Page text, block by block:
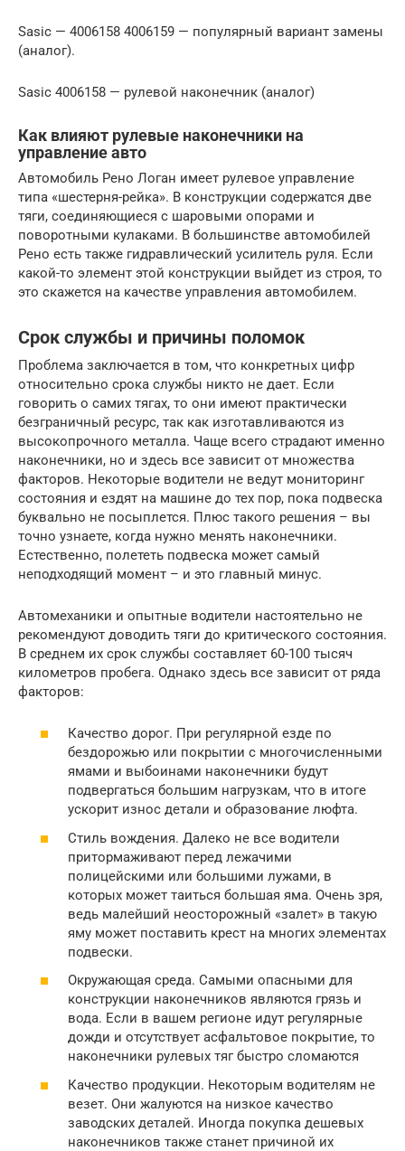
Sasic — 4006158 4006159 — популярный вариант замены
(аналог).
Sasic 4006158 — рулевой наконечник (аналог)
Как влияют рулевые наконечники на
управление авто
Автомобиль Рено Логан имеет рулевое управление
типа «шестерня-рейка». В конструкции содержатся две
тяги, соединяющиеся с шаровыми опорами и
поворотными кулаками. В большинстве автомобилей
Рено есть также гидравлический усилитель руля. Если
какой-то элемент этой конструкции выйдет из строя, то
это скажется на качестве управления автомобилем.
Срок службы и причины поломок
Проблема заключается в том, что конкретных цифр
относительно срока службы никто не дает. Если
говорить о самих тягах, то они имеют практически
безграничный ресурс, так как изготавливаются из
высокопрочного металла. Чаще всего страдают именно
наконечники, но и здесь все зависит от множества
факторов. Некоторые водители не ведут мониторинг
состояния и ездят на машине до тех пор, пока подвеска
буквально не посыплется. Плюс такого решения – вы
точно узнаете, когда нужно менять наконечники.
Естественно, полететь подвеска может самый
неподходящий момент – и это главный минус.
Автомеханики и опытные водители настоятельно не
рекомендуют доводить тяги до критического состояния.
В среднем их срок службы составляет 60-100 тысяч
километров пробега. Однако здесь все зависит от ряда
факторов:
Качество дорог. При регулярной езде по
бездорожью или покрытии с многочисленными
ямами и выбоинами наконечники будут
подвергаться большим нагрузкам, что в итоге
ускорит износ детали и образование люфта.
Стиль вождения. Далеко не все водители
притормаживают перед лежачими
полицейскими или большими лужами, в
которых может таиться большая яма. Очень зря,
ведь малейший неосторожный «залет» в такую
яму может поставить крест на многих элементах
подвески.
Окружающая среда. Самыми опасными для
конструкции наконечников являются грязь и
вода. Если в вашем регионе идут регулярные
дожди и отсутствует асфальтовое покрытие, то
наконечники рулевых тяг быстро сломаются
Качество продукции. Некоторым водителям не
везет. Они жалуются на низкое качество
заводских деталей. Иногда покупка дешевых
наконечников также станет причиной их